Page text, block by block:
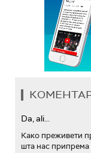
Da, ali...
Како преживети
шта нас